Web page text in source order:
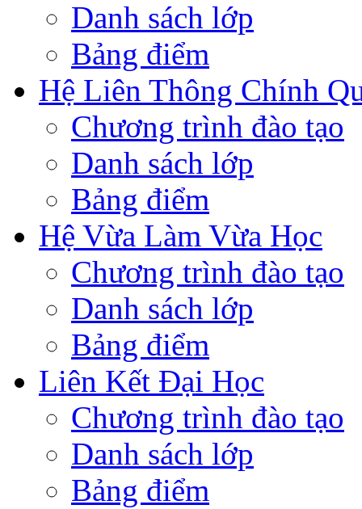
Danh sách lớp
Bảng điểm
Hệ Liên Thông Chính
Chương trình đào tạo
Danh sách lớp
Bảng điểm
Hệ Vừa Làm Vừa Học
Chương trình đào tạo
Danh sách lớp
Bảng điểm
Liên Kết Đại Học
Chương trình đào tạo
Danh sách lớp
Bảng điểm